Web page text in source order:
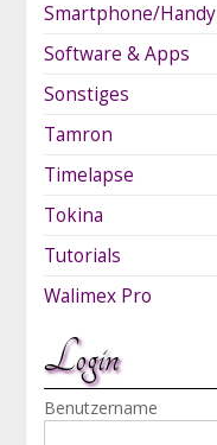
Smartphone/Handy
Software & Apps
Sonstiges
Tamron
Timelapse
Tokina
Tutorials
Walimex Pro
Login
Benutzername